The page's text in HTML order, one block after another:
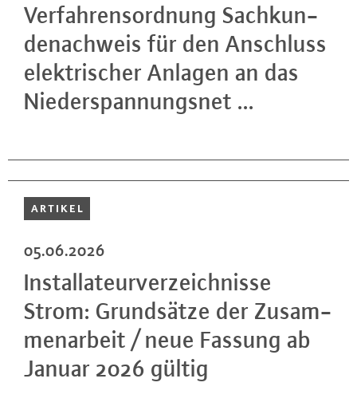
Ver­fah­rens­ord­nung Sach­kun­
de­nach­weis für den Anschluss
elek­tri­scher Anlagen an das
Nie­der­span­nungs­net ...
ARTIKEL
05.06.2026
In­stal­la­teur­ver­zeich­nis­se
Strom: Grund­sät­ze der Zu­sam­
men­ar­beit / neue Fassung ab
Januar 2026 gültig